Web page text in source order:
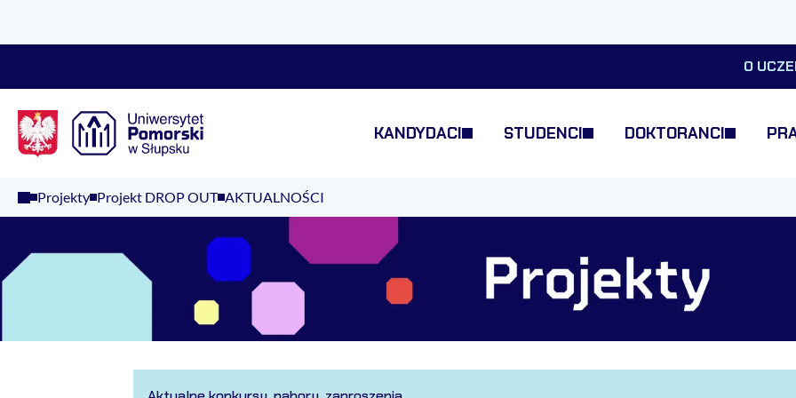
O
KANDYDACI STUDENCI DOKTORANCI
Projekty Projekt DROP OUT AKTUALNOŚCI